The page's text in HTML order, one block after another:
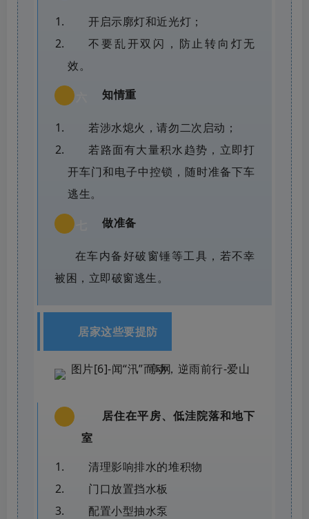
开启示廓灯和近光灯；
不要乱开双闪，防止转向灯无
效。
知情重
若涉水熄火，请勿二次启动；
若路面有大量积水趋势，立即打
开车门和电子中控锁，随时准备下车
逃生。
做准备
在车内备好破窗锤等工具，若不幸
被困，立即破窗逃生。
居家这些要提防
居住在平房、低洼院落和地下
室
清理影响排水的堆积物
门口放置挡水板
配置小型抽水泵